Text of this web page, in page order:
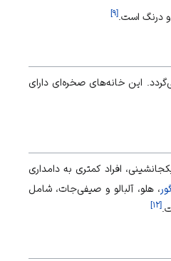
و درنگ است.[۹]
این خانه‌های صخره‌ای دارای
افراد کمتری به دامداری
، هلو، آلبالو و صیفی‌جات، شامل
[۱۲]